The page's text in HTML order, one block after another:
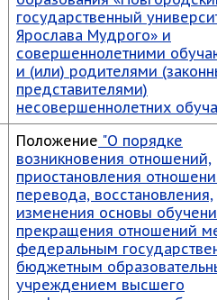
государственный
Ярослава Мудрого» и
совершеннолетними
и (или) родителями
представителями)
несовершеннолетних
Положение "О порядке
возникновения отношений,
приостановления
перевода, восстановления,
изменения основы
прекращения отношений
федеральным
бюджетным
учреждением высшего